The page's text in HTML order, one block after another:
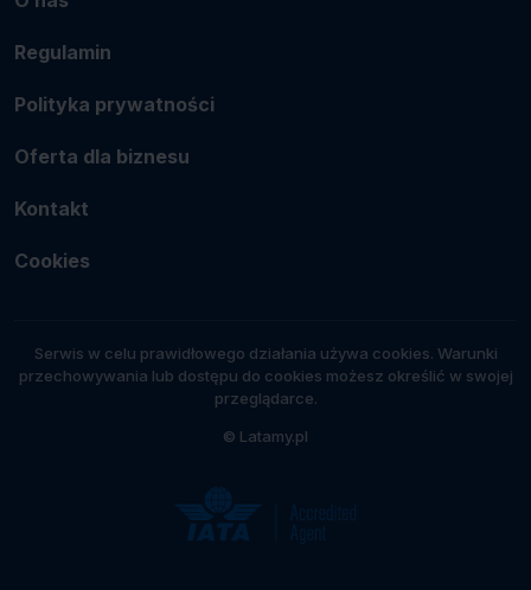
Regulamin
Polityka prywatności
Oferta dla biznesu
Kontakt
Cookies
Serwis w celu prawidłowego działania używa cookies. Warunki
przechowywania lub dostępu do cookies możesz określić w swojej
przeglądarce.
© Latamy.pl